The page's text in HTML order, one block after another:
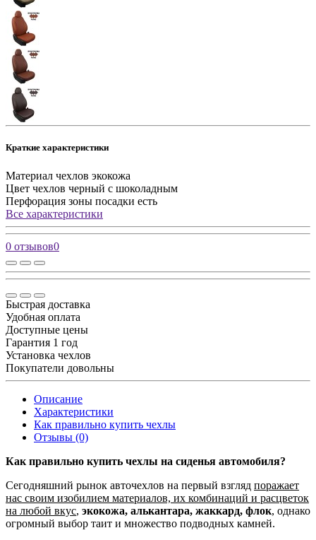
Краткие характеристики
Материал чехлов экокожа
Цвет чехлов черный с шоколадным
Перфорация зоны посадки есть
Все характеристики
0 отзывов0
Быстрая доставка
Удобная оплата
Доступные цены
Гарантия 1 год
Установка чехлов
Покупатели довольны
Описание
Характеристики
Как правильно купить чехлы
Отзывы (0)
Как правильно купить чехлы на сиденья автомобиля?
Сегодняшний рынок авточехлов на первый взгляд поражает
нас своим изобилием материалов, их комбинаций и расцветок
на любой вкус, экокожа, алькантара, жаккард, флок, однако
огромный выбор таит и множество подводных камней.